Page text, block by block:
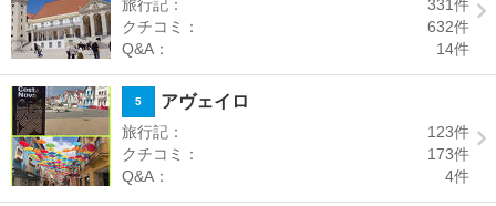
旅行記： 331件
クチコミ：
632件
Q&A：
14件
5 アヴェイロ
旅行記： 123件
クチコミ：
173件
Q&A：
4件